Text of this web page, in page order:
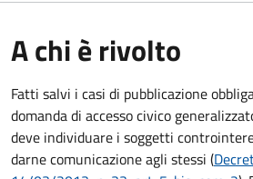
A chi è rivolto
Fatti salvi i casi di pubblicazione
domanda di accesso civico
deve individuare i soggetti
darne comunicazione agli stessi (